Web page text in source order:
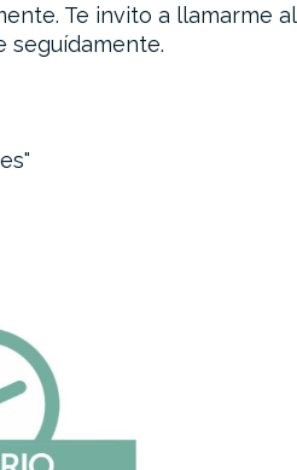
Te invito a llamarme al
seguídamente.